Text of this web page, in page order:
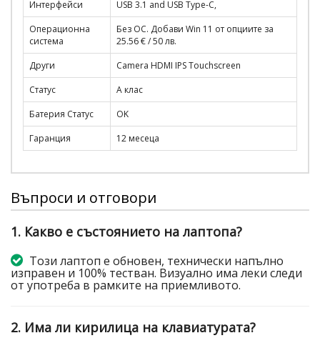
Интерфейси
USB 3.1 and USB Type-C,
Операционна
система
Без ОС. Добави Win 11 от опциите за
25.56 € / 50 лв.
Други
Camera HDMI IPS Touchscreen
Статус
A клас
Батерия Статус
OK
Гаранция
12 месеца
Въпроси и отговори
1. Какво е състоянието на лаптопа?
Този лаптоп е обновен, технически напълно
изправен и 100% тестван. Визуално има леки следи
от употреба в рамките на приемливото.
2. Има ли кирилица на клавиатурата?